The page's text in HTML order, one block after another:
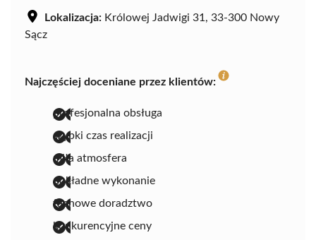
Lokalizacja: Królowej Jadwigi 31, 33-300 Nowy
Sącz
Najczęściej doceniane przez klientów:
profesjonalna obsługa
szybki czas realizacji
miła atmosfera
dokładne wykonanie
fachowe doradztwo
konkurencyjne ceny